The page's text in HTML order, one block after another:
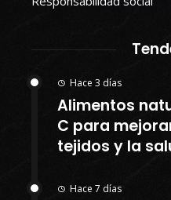
Hace 3 días
Alimentos
C para
tejidos y la
Hace 7 días